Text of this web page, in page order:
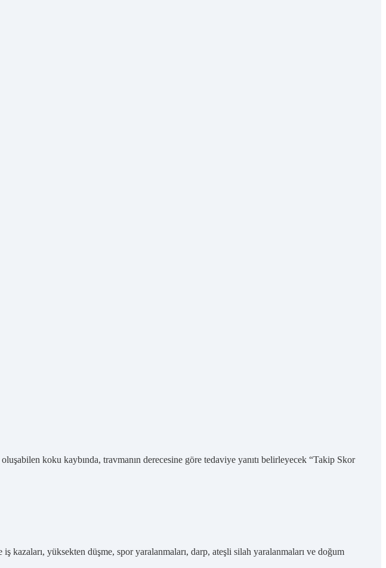
koku kaybında, travmanın derecesine göre tedaviye yanıtı belirleyecek “Takip Skor
kazaları, yüksekten düşme, spor yaralanmaları, darp, ateşli silah yaralanmaları ve doğum